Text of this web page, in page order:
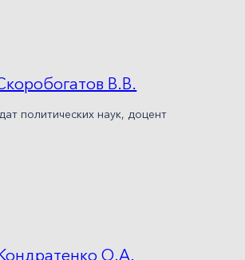
В.В.
политических наук, доцент
О.А.